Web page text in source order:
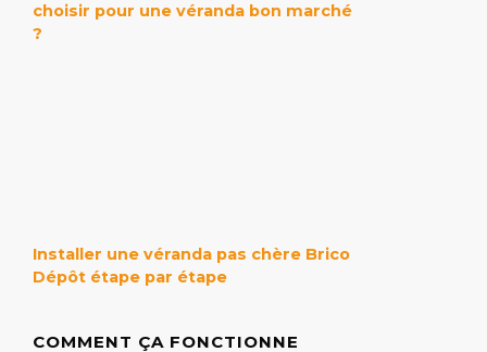
choisir pour une véranda bon marché
?
Installer une véranda pas chère Brico
Dépôt étape par étape
COMMENT ÇA FONCTIONNE